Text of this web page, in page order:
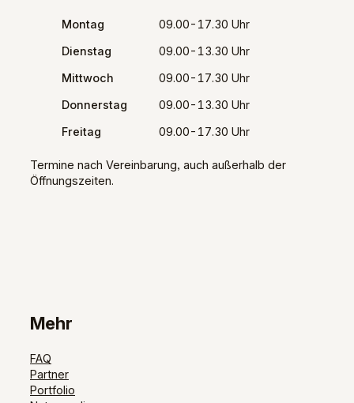
Montag
09.00-17.30 Uhr
Dienstag
09.00-13.30 Uhr
Mittwoch
09.00-17.30 Uhr
Donnerstag
09.00-13.30 Uhr
Freitag
09.00-17.30 Uhr
Termine nach Vereinbarung, auch außerhalb der
Öffnungszeiten.
Mehr
FAQ
Partner
Portfolio